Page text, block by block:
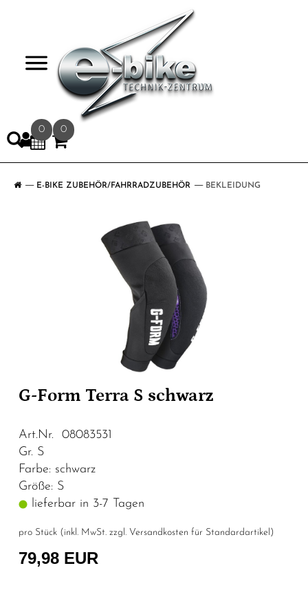
0 0
E-BIKE ZUBEHÖR/FAHRRADZUBEHÖR BEKLEIDUNG
G-Form Terra S schwarz
Art.Nr. 08083531
Gr. S
Farbe: schwarz
Größe: S
lieferbar in 3-7 Tagen
pro Stück (inkl. MwSt. zzgl. Versandkosten für Standardartikel )
79,98 EUR